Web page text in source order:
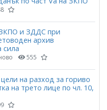
и ЗДДС при
архив
сила
555
на разход за гориво
на трето лице по чл. 10,